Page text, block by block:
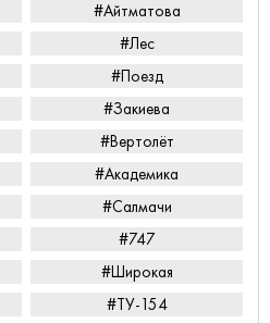
#Айтматова
#Лес
#Поезд
#Закиева
#Вертолёт
#Академика
#Салмачи
#747
#Широкая
#ТУ-154